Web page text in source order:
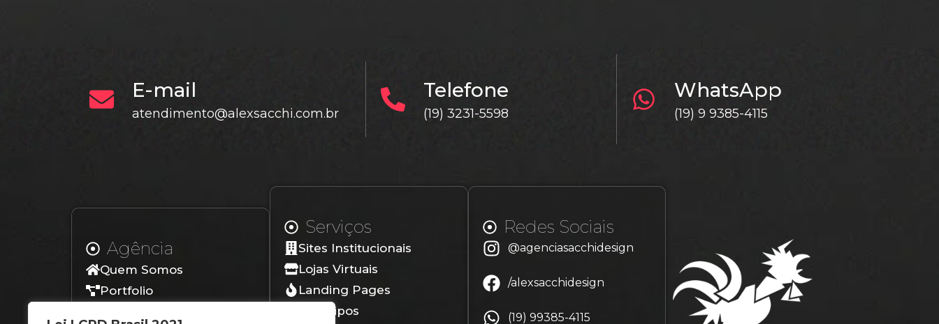
E-mail
atendimento@alexsacchi.com.br
Telefone
(19) 3231-5598
WhatsApp
(19) 9 9385-4115
Agência
Quem Somos
Portfolio
Serviços
Sites Institucionais
Lojas Virtuais
Landing Pages
Logotipos
Redes Sociais
@agenciasacchidesign
/alexsacchidesign
(19) 99385-4115